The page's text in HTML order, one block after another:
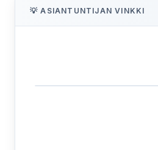
💡 ASIANTUNTIJAN VINKKI